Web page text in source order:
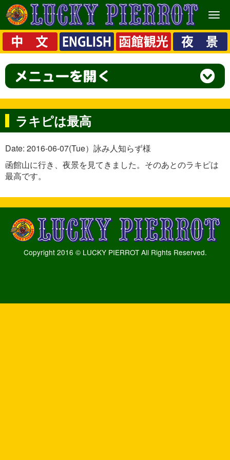
メ
ニ
ュ
ー
ラキピは最高
Date: 2016-06-07(Tue）詠み人知らず様
函館山に行き、夜景を見てきました。そのあとのラキピは
最高です。
Copyright 2016 © LUCKY PIERROT All Rights Reserved.